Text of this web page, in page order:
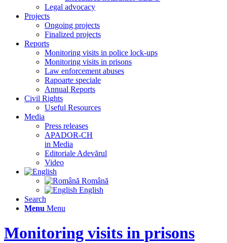
Legal advocacy
Projects
Ongoing projects
Finalized projects
Reports
Monitoring visits in police lock-ups
Monitoring visits in prisons
Law enforcement abuses
Rapoarte speciale
Annual Reports
Civil Rights
Useful Resources
Media
Press releases
APADOR-CH
in Media
Editoriale Adevărul
Video
Română
English
Search
Menu Menu
Monitoring visits in prisons